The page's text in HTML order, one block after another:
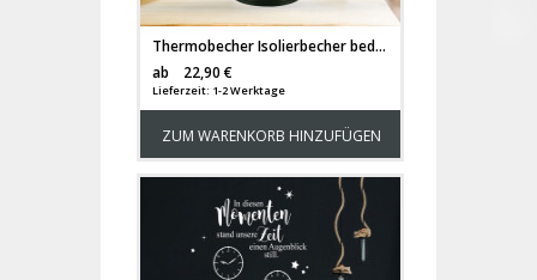
Thermobecher Isolierbecher bedruckt mit Fuchs Fuchsmama mit Junges & Spruch Mama mein Zuhause Kaffeebecher Geschenk tb193
ab
22,90 €
Lieferzeit: 1-2 Werktage
ZUM WARENKORB HINZUFÜGEN